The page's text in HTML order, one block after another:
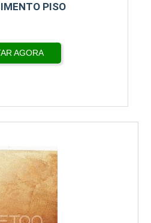
PISO
AGORA